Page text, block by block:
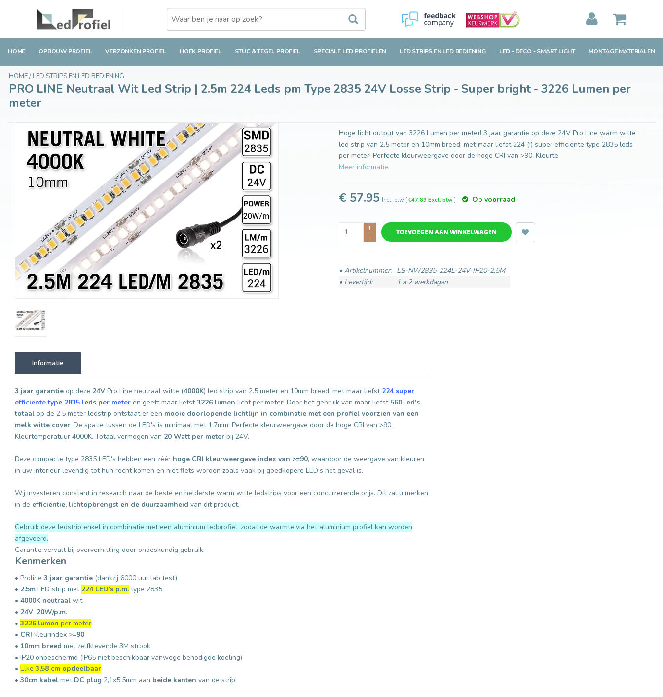
HOME OPBOUW PROFIEL VERZONKEN PROFIEL HOEK PROFIEL STUC & TEGEL PROFIEL SPECIALE LED PROFIELEN LED STRIPS EN LED BEDIENING LED - DECO - SMART LIGHT MONTAGE MATERIALEN
PRO LINE Neutraal Wit Led Strip | 2.5m 224 Leds pm Type 2835 24V Losse Strip - Super bright - 3226 Lumen per meter
HOME/ LED STRIPS EN LED BEDIENING
PRO LINE Neutraal Wit Led Strip | 2.5m 224 Leds pm Type 2835 24V Losse Strip - Super bright - 3226 Lumen per
meter
Hoge licht output van 3226 Lumen per meter! 3 jaar garantie op deze 24V Pro Line warm witte
led strip van 2.5 meter en 10mm breed, met maar liefst 224 (!) super efficiënte type 2835 leds
per meter! Perfecte kleurweergave door de hoge CRI van >90. Kleurte
Meer informatie
€ 57.95 Incl. btw [€47,89 Excl. btw] Op voorraad
+
-
TOEVOEGEN AAN WINKELWAGEN
• Artikelnummer: LS-NW2835-224L-24V-IP20-2.5M
• Levertijd:
1 a 2 werkdagen
Informatie
3 jaar garantie op deze 24V Pro Line neutraal witte (4000K) led strip van 2.5 meter en 10mm breed, met maar liefst 224super
efficiënte type 2835 leds per meter en geeft maar liefst3226 lumen licht per meter! Door het gebruik van maar liefst 560 led's
totaal op de 2.5 meter ledstrip ontstaat er een mooie doorlopende lichtlijn in combinatie met een profiel voorzien van een
melk witte cover. De spatie tussen de LED's is minimaal met 1,7mm! Perfecte kleurweergave door de hoge CRI van >90.
Kleurtemperatuur 4000K. Totaal vermogen van 20 Watt per meter bij 24V.
Deze compacte type 2835 LED's hebben een zéér hoge CRI kleurweergave index van >=90, waardoor de weergave van kleuren
in uw interieur levendig tot hun recht komen en niet flets worden zoals vaak bij goedkopere LED's het geval is.
Wij investeren constant in research naar de beste en helderste warm witte ledstrips voor een concurrerende prijs. Dit zal u merken
in de efficiëntie, lichtopbrengst en de duurzaamheid van dit product.
Gebruik deze ledstrip enkel in combinatie met een aluminium ledprofiel, zodat de warmte via het aluminium profiel kan worden
afgevoerd.
Garantie vervalt bij oververhitting door ondeskundig gebruik.
Kenmerken
• Proline 3 jaar garantie (dankzij 6000 uur lab test)
• 2.5m LED strip met 224 LED's p.m. type 2835
• 4000K neutraal wit
• 24V, 20W/p.m.
• 3226 lumen per meter!
• CRI kleurindex >=90
• 10mm breed met zelfklevende 3M strook
• IP20 onbeschermd (IP65 niet beschikbaar vanwege benodigde koeling)
• Elke 3,58 cm opdeelbaar.
• 30cm kabel met DC plug 2,1x5,5mm aan beide kanten van de strip!